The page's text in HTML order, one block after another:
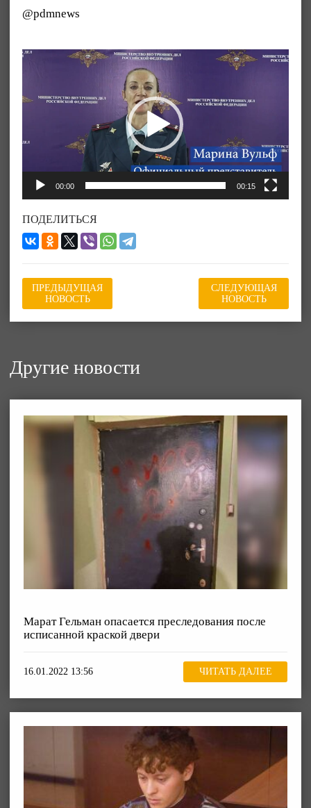
@pdmnews
Видеоплеер
00:00 00:15
ПОДЕЛИТЬСЯ
ПРЕДЫДУЩАЯ
НОВОСТЬ
СЛЕДУЮЩАЯ
НОВОСТЬ
Другие новости
Марат Гельман опасается преследования после
исписанной краской двери
16.01.2022 13:56 ЧИТАТЬ ДАЛЕЕ